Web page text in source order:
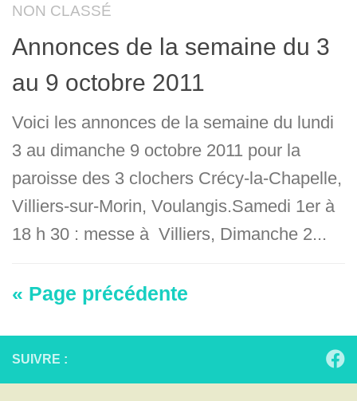
NON CLASSÉ
Annonces de la semaine du 3
au 9 octobre 2011
Voici les annonces de la semaine du lundi
3 au dimanche 9 octobre 2011 pour la
paroisse des 3 clochers Crécy-la-Chapelle,
Villiers-sur-Morin, Voulangis.Samedi 1er à
18 h 30 : messe à Villiers, Dimanche 2...
« Page précédente
SUIVRE :